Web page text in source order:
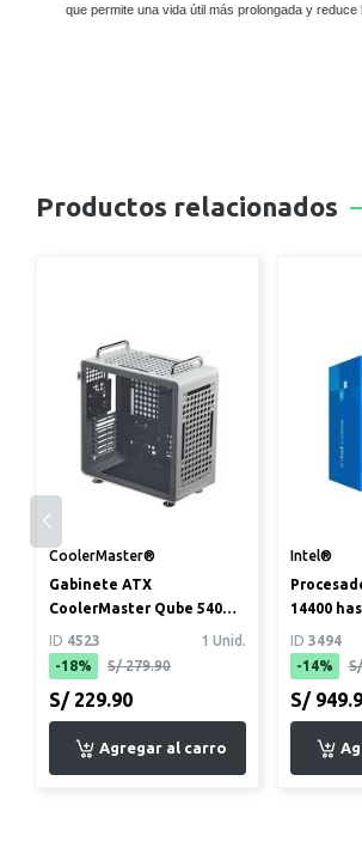
que permite una vida útil más prolongada y reduce
Productos relacionados
CoolerMaster®
Gabinete ATX
CoolerMaster Qube 540
Plateado Lunar
ID 4523
1 Unid.
-18%
S/ 279.90
S/ 229.90
Intel®
14400
gráficos
ID 3494
-14%
S/